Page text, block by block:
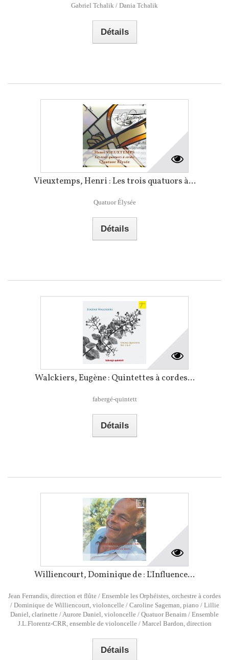
Gabriel Tchalik / Dania Tchalik
Détails
Vieuxtemps, Henri : Les trois quatuors à...
Quatuor Élysée
Détails
Walckiers, Eugène : Quintettes à cordes...
fabergé-quintett
Détails
Williencourt, Dominique de : L'Influence...
Jean Ferrandis, direction et flûte / Ensemble les Orphéistes, orchestre à cordes
/ Dominique de Williencourt, violoncelle / Caroline Sageman, piano / Lillie
Daniel, clarinette / Aurore Daniel, violoncelle / Quatuor Benaim / Ensemble
J.L.Florentz-CRR, ensemble de violoncelle / Marcel Bardon, direction
Détails